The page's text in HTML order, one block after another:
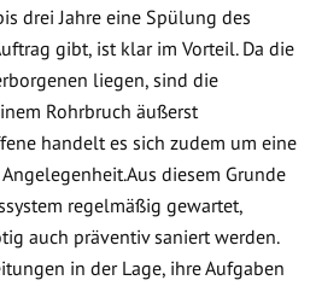
drei Jahre eine Spülung des
gibt, ist klar im Vorteil. Da die
liegen, sind die
Rohrbruch äußerst
handelt es sich zudem um eine
diesem Grunde
regelmäßig gewartet,
auch präventiv saniert werden.
in der Lage, ihre Aufgaben